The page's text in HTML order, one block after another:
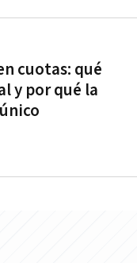
cuotas: qué
y por qué la